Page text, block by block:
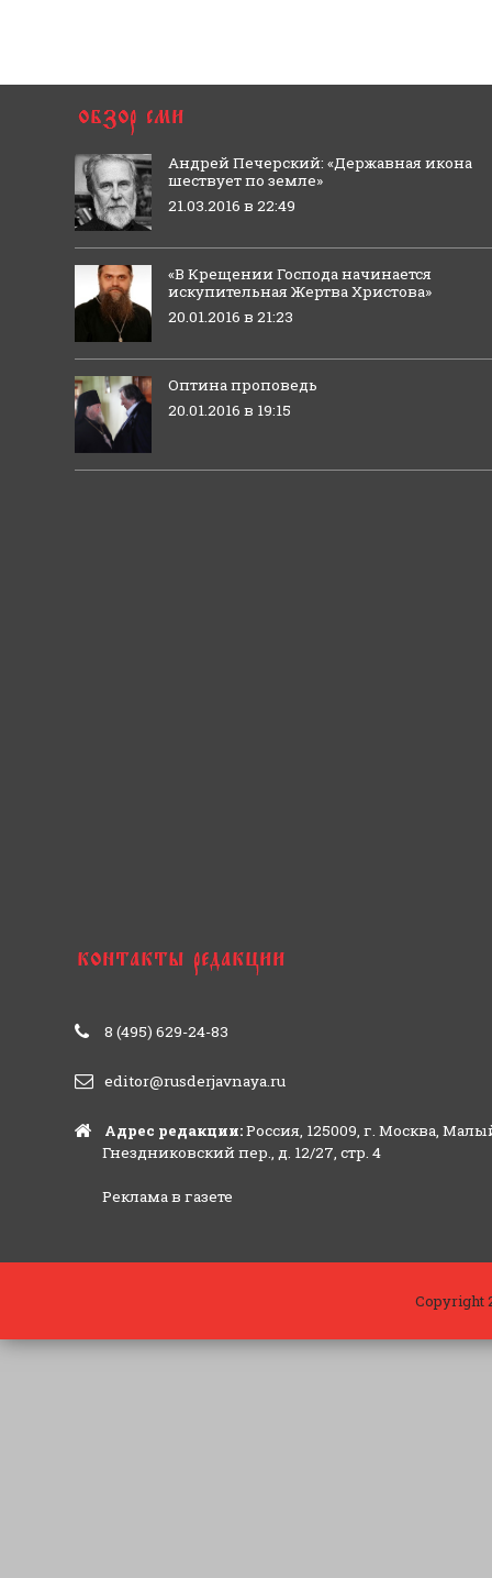
Андрей Печерский: «Державная икона
шествует по земле»
21.03.2016 в 22:49
«В Крещении Господа начинается
искупительная Жертва Христова»
20.01.2016 в 21:23
Оптина проповедь
20.01.2016 в 19:15
8 (495) 629-24-83
editor@rusderjavnaya.ru
Адрес редакции:Россия, 125009, г. Москва,
Гнездниковский пер., д. 12/27, стр. 4
Реклама в газете
Copyright